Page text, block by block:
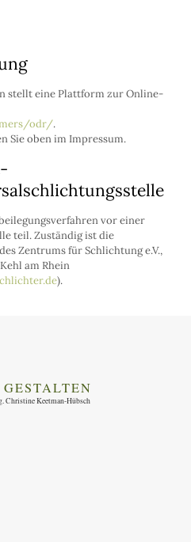
stellt eine Plattform zur Online-
odr/.
Sie oben im Impressum.
vor einer
teil. Zuständig ist die
Zentrums für Schlichtung e.V.,
am Rhein
).